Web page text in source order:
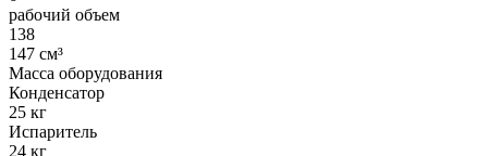
рабочий объем
138
147 см³
Масса оборудования
Конденсатор
25 кг
Испаритель
24 кг